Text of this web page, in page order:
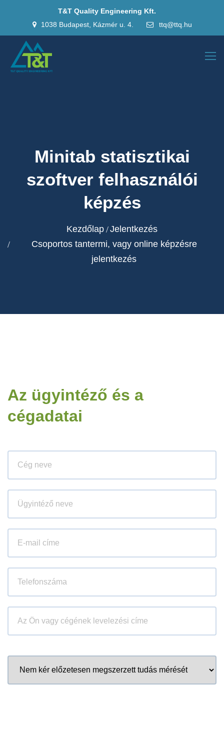
T&T Quality Engineering Kft.
1038 Budapest, Kázmér u. 4.
ttq@ttq.hu
Minitab statisztikai
szoftver felhasználói
képzés
Kezdőlap Jelentkezés
Csoportos tantermi, vagy online képzésre
jelentkezés
Az ügyintéző és a
cégadatai